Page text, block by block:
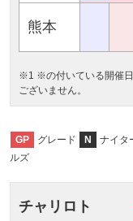
熊本
※1 ※の付いている開催日
ございません。
GP グレード N ナイタ
ルズ
チャリロト